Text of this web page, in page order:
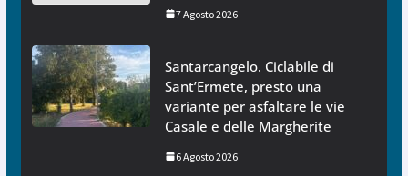
7 Agosto 2026
Santarcangelo. Ciclabile di
Sant’Ermete, presto una
variante per asfaltare le vie
Casale e delle Margherite
6 Agosto 2026